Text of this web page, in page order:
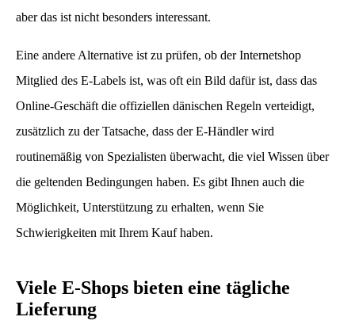
aber das ist nicht besonders interessant.
Eine andere Alternative ist zu prüfen, ob der Internetshop
Mitglied des E-Labels ist, was oft ein Bild dafür ist, dass das
Online-Geschäft die offiziellen dänischen Regeln verteidigt,
zusätzlich zu der Tatsache, dass der E-Händler wird
routinemäßig von Spezialisten überwacht, die viel Wissen über
die geltenden Bedingungen haben. Es gibt Ihnen auch die
Möglichkeit, Unterstützung zu erhalten, wenn Sie
Schwierigkeiten mit Ihrem Kauf haben.
Viele E-Shops bieten eine tägliche
Lieferung